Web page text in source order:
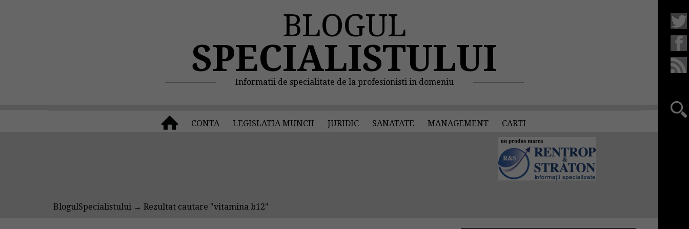
BLOGUL
SPECIALISTULUI
Informatii de specialitate de la profesionisti in domeniu
CONTA LEGISLATIA MUNCII JURIDIC SANATATE MANAGEMENT CARTI
BlogulSpecialistului → Rezultat cautare "vitamina b12"